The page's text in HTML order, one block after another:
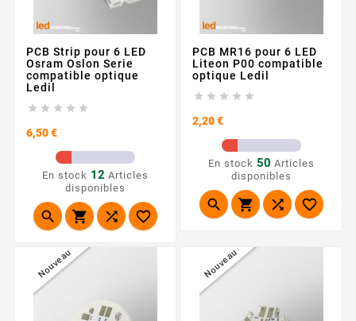
PCB Strip pour 6 LED
Osram Oslon Serie
compatible optique
Ledil
    
6,50 €Prix
En stock 12 Articles
disponibles
   
PCB MR16 pour 6 LED
Liteon P00 compatible
optique Ledil
    
2,20 €Prix
En stock 50 Articles
disponibles
   
Nouveau Nouveau